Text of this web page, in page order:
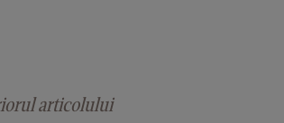
articolului